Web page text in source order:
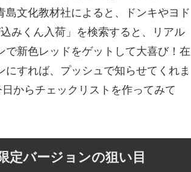
島文化教材社によると、ドンキやヨド
みくん入荷」を検索すると、リアル
新色レッドをゲットして大喜び！在
すれば、プッシュで知らせてくれま
からチェックリストを作ってみて
定バージョンの狙い目